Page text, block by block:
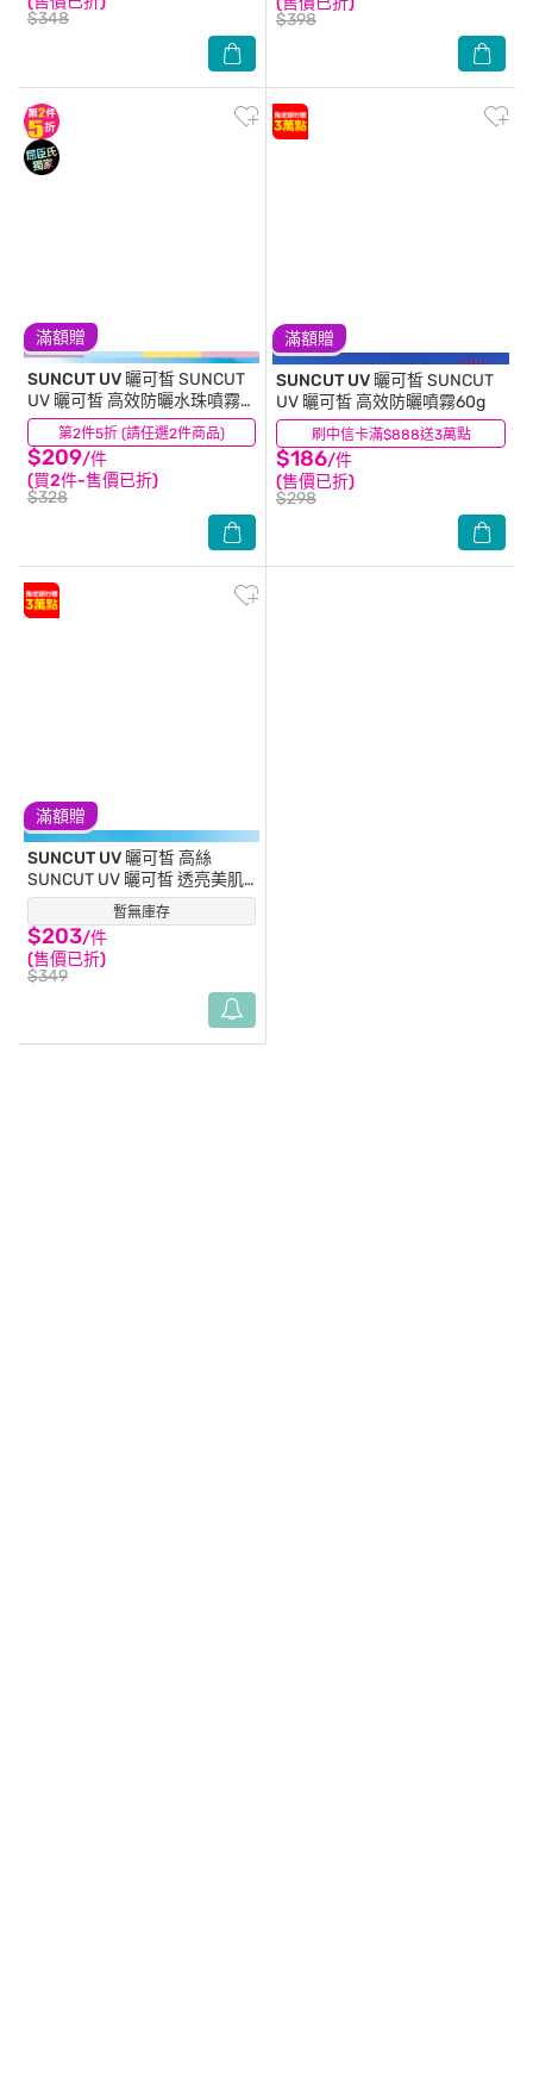
$348
$398
滿額贈
第2件5折 (請任選2件商品)
SUNCUT UV 曬可皙SUNCUT
UV 曬可皙 高效防曬水珠噴霧
60ml (三麗鷗)
$209/件
(買2件-售價已折)
$328
(0)
滿額贈
刷中信卡滿$888送3萬點
SUNCUT UV 曬可皙SUNCUT
UV 曬可皙 高效防曬噴霧60g
$186/件
(售價已折)
$298
(0)
滿額贈
暫無庫存
SUNCUT UV 曬可皙高絲
SUNCUT UV 曬可皙 透亮美肌
防曬隔離精華80g-光透白型
$203/件
(售價已折)
$349
(1)